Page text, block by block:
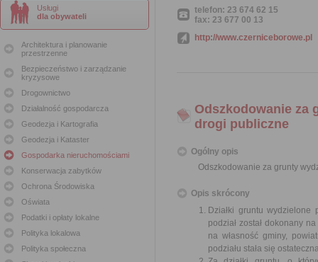
Usługi
dla obywateli
Architektura i planowanie
przestrzenne
Bezpieczeństwo i zarządzanie
kryzysowe
Drogownictwo
Działalność gospodarcza
Geodezja i Kartografia
Geodezja i Kataster
Gospodarka nieruchomościami
Konserwacja zabytków
Ochrona Środowiska
Oświata
Podatki i opłaty lokalne
Polityka lokalowa
Polityka społeczna
telefon: 23 674 62 15
fax: 23 677 00 13
http://www.czerniceborowe.pl
Odszkodowanie za
drogi publiczne
Ogólny opis
Odszkodowanie za grunty
Opis skrócony
Działki gruntu
podział został dokonany
na własność gminy,
podziału stała się